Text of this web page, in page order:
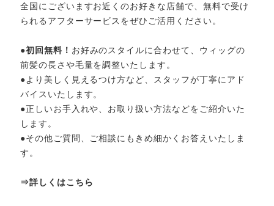
全国にございますお近くのお好きな店舗で、無料で受け
られるアフターサービスをぜひご活用ください。
●初回無料！ お好みのスタイルに合わせて、ウィッグの
前髪の長さや毛量を調整いたします。
●より美しく見えるつけ方など、スタッフが丁寧にアド
バイスいたします。
●正しいお手入れや、お取り扱い方法などをご紹介いた
します。
●その他ご質問、ご相談にもきめ細かくお答えいたしま
す。
⇒詳しくはこちら